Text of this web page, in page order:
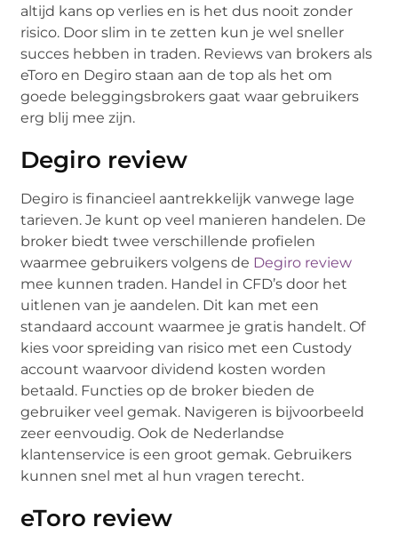
altijd kans op verlies en is het dus nooit zonder
risico. Door slim in te zetten kun je wel sneller
succes hebben in traden. Reviews van brokers als
eToro en Degiro staan aan de top als het om
goede beleggingsbrokers gaat waar gebruikers
erg blij mee zijn.
Degiro review
Degiro is financieel aantrekkelijk vanwege lage
tarieven. Je kunt op veel manieren handelen. De
broker biedt twee verschillende profielen
waarmee gebruikers volgens de Degiro review
mee kunnen traden. Handel in CFD’s door het
uitlenen van je aandelen. Dit kan met een
standaard account waarmee je gratis handelt. Of
kies voor spreiding van risico met een Custody
account waarvoor dividend kosten worden
betaald. Functies op de broker bieden de
gebruiker veel gemak. Navigeren is bijvoorbeeld
zeer eenvoudig. Ook de Nederlandse
klantenservice is een groot gemak. Gebruikers
kunnen snel met al hun vragen terecht.
eToro review